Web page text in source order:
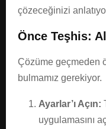
çözeceğinizi
Önce Teşhis:
Çözüme geçmeden
bulmamız gerekiyor.
Ayarlar’ı Açın:
uygulamasını